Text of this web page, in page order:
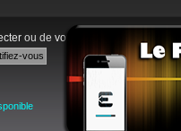
ou de vous inscrire